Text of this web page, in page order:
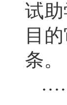
试
目
条。